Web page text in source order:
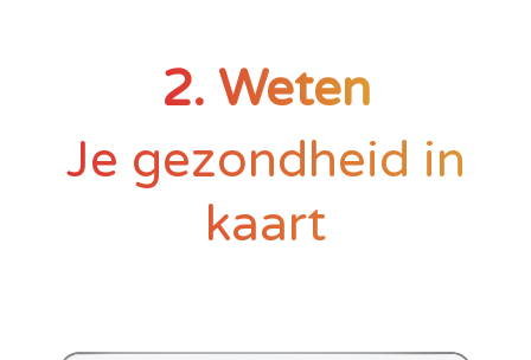
2. Weten
Je gezondheid in
kaart